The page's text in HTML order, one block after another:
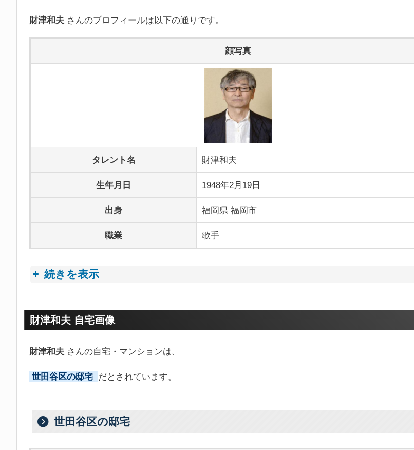
財津和夫 さんのプロフィールは以下の通りです。
顔写真
タレント名 財津和夫
生年月日 1948年2月19日
出身 福岡県 福岡市
職業 歌手
続きを表示
プロフィールトピック
財津和夫 自宅画像
財津和夫 さんの自宅・マンションは、
世田谷区の邸宅 だとされています。
世田谷区の邸宅